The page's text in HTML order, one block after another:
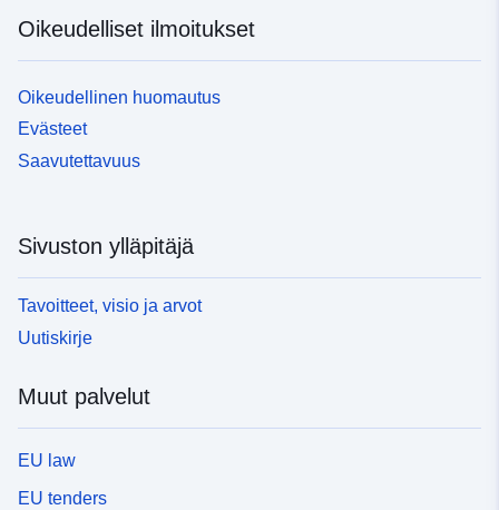
Oikeudelliset ilmoitukset
Oikeudellinen huomautus
Evästeet
Saavutettavuus
Sivuston ylläpitäjä
Tavoitteet, visio ja arvot
Uutiskirje
Muut palvelut
EU law
EU tenders